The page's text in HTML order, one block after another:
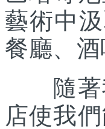
藝術中
餐廳、
隨著我
店使我